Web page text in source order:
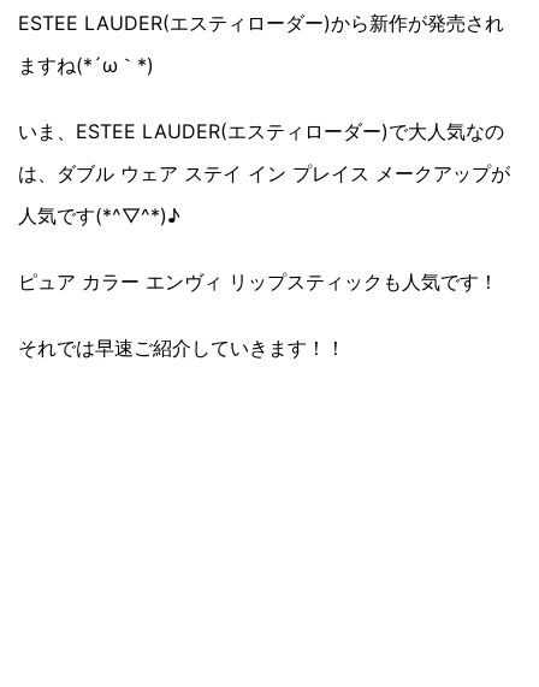
ESTEE LAUDER(エスティローダー)から新作が発売され
ますね(*´ω｀*)
いま、ESTEE LAUDER(エスティローダー)で大人気なの
は、ダブル ウェア ステイ イン プレイス メークアップが
人気です(*^▽^*)♪
ピュア カラー エンヴィ リップスティックも人気です！
それでは早速ご紹介していきます！！